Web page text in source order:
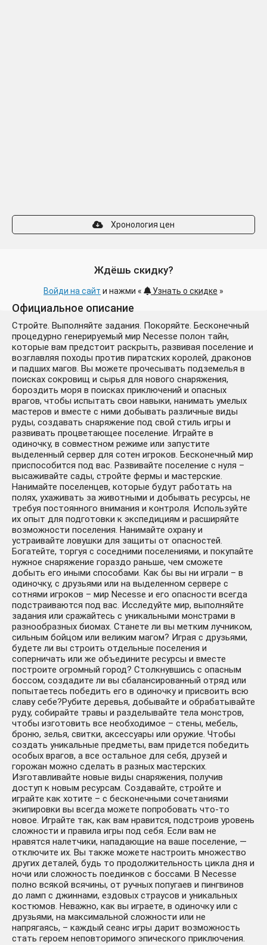
Хронология цен
Ждёшь скидку?
Войди на сайт и нажми « Узнать о скидке »
Официальное описание
Стройте. Выполняйте задания. Покоряйте. Бесконечный
процедурно генерируемый мир Necesse полон тайн,
которые вам предстоит раскрыть, развивая поселение и
возглавляя походы против пиратских королей, драконов
и падших магов. Вы можете прочесывать подземелья в
поисках сокровищ и сырья для нового снаряжения,
бороздить моря в поисках приключений и опасных
врагов, чтобы испытать свои навыки, нанимать умелых
мастеров и вместе с ними добывать различные виды
руды, создавать снаряжение под свой стиль игры и
развивать процветающее поселение. Играйте в
одиночку, в совместном режиме или запустите
выделенный сервер для сотен игроков. Бесконечный мир
приспособится под вас. Развивайте поселение с нуля –
высаживайте сады, стройте фермы и мастерские.
Нанимайте поселенцев, которые будут работать на
полях, ухаживать за животными и добывать ресурсы, не
требуя постоянного внимания и контроля. Используйте
их опыт для подготовки к экспедициям и расширяйте
возможности поселения. Нанимайте охрану и
устраивайте ловушки для защиты от опасностей.
Богатейте, торгуя с соседними поселениями, и покупайте
нужное снаряжение гораздо раньше, чем сможете
добыть его иными способами. Как бы вы ни играли – в
одиночку, с друзьями или на выделенном сервере с
сотнями игроков – мир Necesse и его опасности всегда
подстраиваются под вас. Исследуйте мир, выполняйте
задания или сражайтесь с уникальными монстрами в
разнообразных биомах. Станете ли вы метким лучником,
сильным бойцом или великим магом? Играя с друзьями,
будете ли вы строить отдельные поселения и
соперничать или же объедините ресурсы и вместе
построите огромный город? Столкнувшись с опасным
боссом, создадите ли вы сбалансированный отряд или
попытаетесь победить его в одиночку и присвоить всю
славу себе?Рубите деревья, добывайте и обрабатывайте
руду, собирайте травы и разделывайте тела монстров,
чтобы изготовить все необходимое – стены, мебель,
броню, зелья, свитки, аксессуары или оружие. Чтобы
создать уникальные предметы, вам придется победить
особых врагов, а все остальное для себя, друзей и
горожан можно сделать в разных мастерских.
Изготавливайте новые виды снаряжения, получив
доступ к новым ресурсам. Создавайте, стройте и
играйте как хотите – с бесконечными сочетаниями
экипировки вы всегда можете попробовать что-то
новое. Играйте так, как вам нравится, подстроив уровень
сложности и правила игры под себя. Если вам не
нравятся налетчики, нападающие на ваше поселение, —
отключите их. Вы также можете настроить множество
других деталей, будь то продолжительность цикла дня и
ночи или сложность поединков с боссами. В Necesse
полно всякой всячины, от ручных попугаев и пингвинов
до ламп с джиннами, ездовых страусов и уникальных
костюмов. Неважно, как вы играете, в одиночку или с
друзьями, на максимальной сложности или не
напрягаясь, – каждый сеанс игры дарит возможность
стать героем неповторимого эпического приключения.